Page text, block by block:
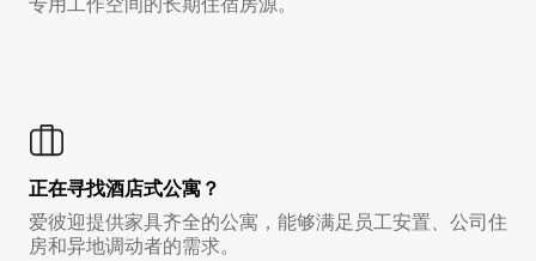
正在寻找酒店式公寓？
爱彼迎提供家具齐全的公寓，能够满足员工安置、公司住
房和异地调动者的需求。